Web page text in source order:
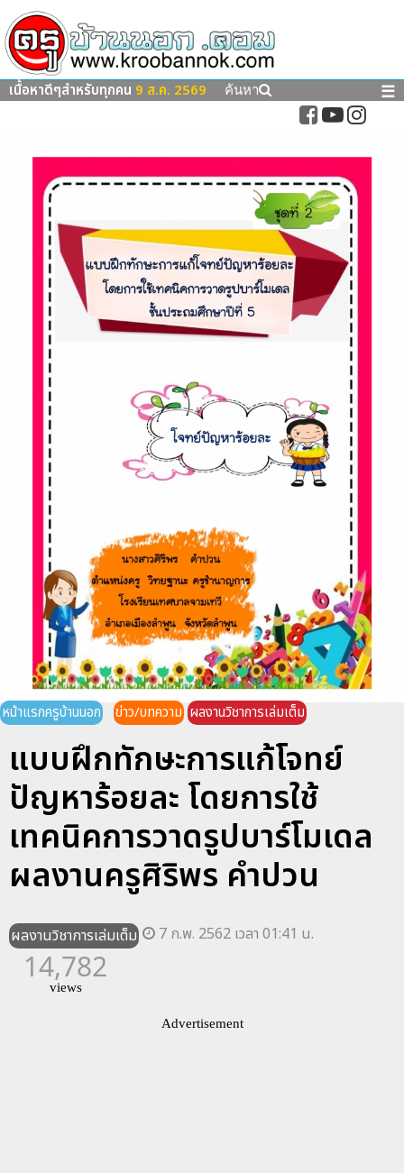
เนื้อหาดีๆสำหรับทุกคน 9 ส.ค. 2569 ค้นหา ☰
หน้าแรกครูบ้านนอก ข่าว/บทความ ผลงานวิชาการเล่มเต็ม
แบบฝึกทักษะการแก้โจทย์
ปัญหาร้อยละ โดยการใช้
เทคนิคการวาดรูปบาร์โมเดล
ผลงานครูศิริพร คำปวน
ผลงานวิชาการเล่มเต็ม 7 ก.พ. 2562 เวลา 01:41 น.
14,782
views
Advertisement